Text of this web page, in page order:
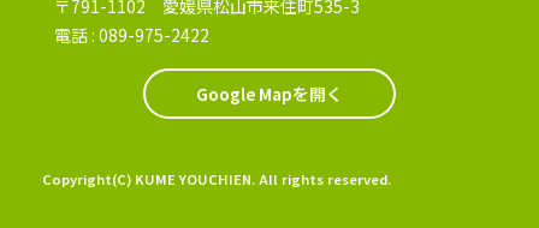
〒791-1102 愛媛県松山市来住町535-3
電話 : 089-975-2422
Google Mapを開く
Copyright(C) KUME YOUCHIEN. All rights reserved.